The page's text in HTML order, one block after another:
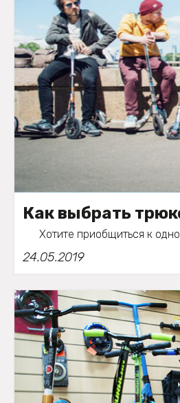
Как выбрать
Хотите приобщиться к
24.05.2019